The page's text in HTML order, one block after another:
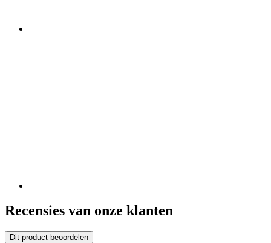
Recensies van onze klanten
Dit product beoordelen